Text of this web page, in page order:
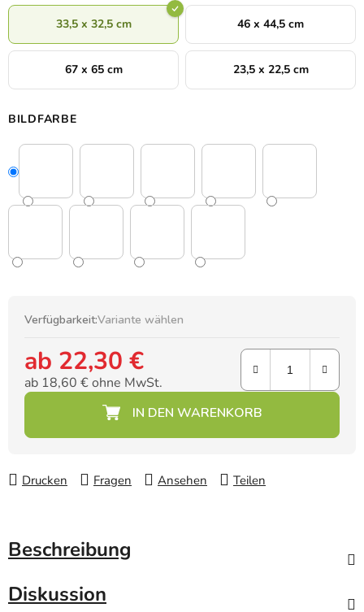
33,5 x 32,5 cm 46 x 44,5 cm
67 x 65 cm 23,5 x 22,5 cm
BILDFARBE
Verfügbarkeit:Variante wählen
ab 22,30 €
ab 18,60 €ohne MwSt.
Drucken Fragen Ansehen Teilen
Beschreibung
Diskussion